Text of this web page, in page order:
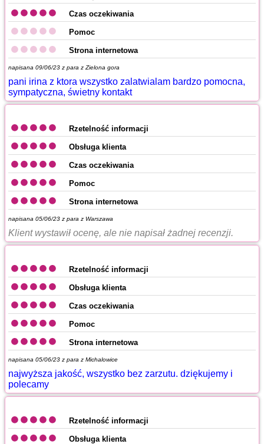
Czas oczekiwania
Pomoc
Strona internetowa
napisana 09/06/23 z para z Zielona gora
pani irina z ktora wszystko zalatwialam bardzo pomocna,
sympatyczna, świetny kontakt
Rzetelność informacji
Obsługa klienta
Czas oczekiwania
Pomoc
Strona internetowa
napisana 05/06/23 z para z Warszawa
Klient wystawił ocenę, ale nie napisał żadnej recenzji.
Rzetelność informacji
Obsługa klienta
Czas oczekiwania
Pomoc
Strona internetowa
napisana 05/06/23 z para z Michalowice
najwyższa jakość, wszystko bez zarzutu. dziękujemy i
polecamy
Rzetelność informacji
Obsługa klienta